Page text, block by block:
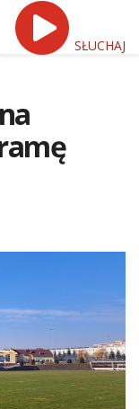
SŁUCHAJ